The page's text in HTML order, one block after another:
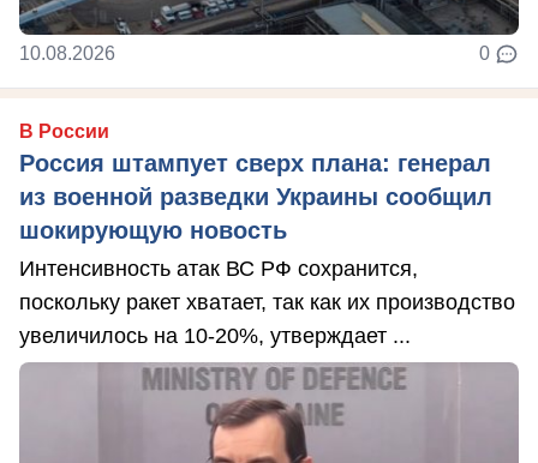
10.08.2026 0
В России
Россия штампует сверх плана: генерал
из военной разведки Украины сообщил
шокирующую новость
Интенсивность атак ВС РФ сохранится,
поскольку ракет хватает, так как их производство
увеличилось на 10-20%, утверждает ...